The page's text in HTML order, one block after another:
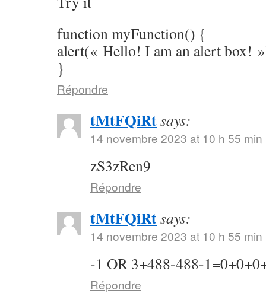
function myFunction() {
alert(« Hello! I am an alert box!
}
Répondre
tMtFQiRtsays:
14 novembre 2023 at 10 h 55 min
zS3zRen9
Répondre
tMtFQiRtsays:
14 novembre 2023 at 10 h 55 min
-1 OR 3+488-488-
Répondre